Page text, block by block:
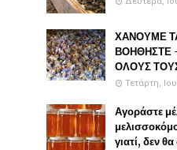
ΧΑΝΟΥΜΕ
ΒΟΗΘΗΣΤΕ
ΟΛΟΥΣ
Τετάρτη,
Αγοράστε
γιατί, δεν